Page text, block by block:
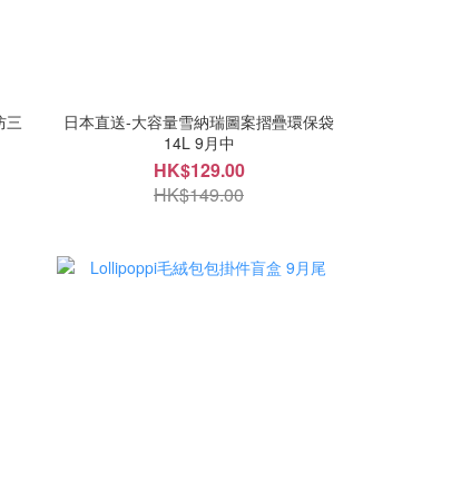
三
日本直送-大容量雪納瑞圖案摺疊環保袋
14L 9月中
HK$129.00
HK$149.00